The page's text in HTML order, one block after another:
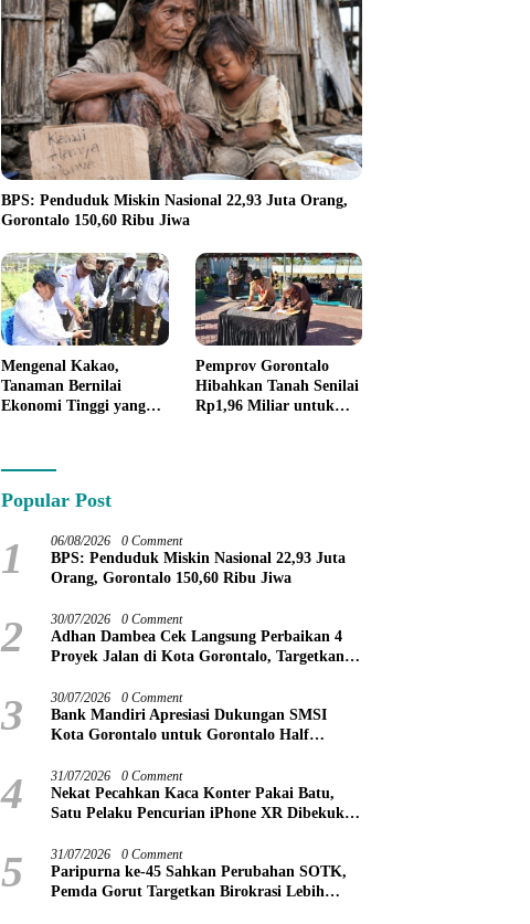
BPS: Penduduk Miskin Nasional 22,93 Juta Orang,
Gorontalo 150,60 Ribu Jiwa
Mengenal Kakao,
Tanaman Bernilai
Ekonomi Tinggi yang
kepada Petani Boalemo
Pemprov Gorontalo
Hibahkan Tanah Senilai
Rp1,96 Miliar untuk
Popular Post
1 06/08/2026 0 Comment
BPS: Penduduk Miskin Nasional 22,93 Juta
Orang, Gorontalo 150,60 Ribu Jiwa
2 30/07/2026 0 Comment
Adhan Dambea Cek Langsung Perbaikan 4
Proyek Jalan di Kota Gorontalo, Targetkan
3 30/07/2026 0 Comment
Bank Mandiri Apresiasi Dukungan SMSI
Kota Gorontalo untuk Gorontalo Half
4 31/07/2026 0 Comment
Nekat Pecahkan Kaca Konter Pakai Batu,
Satu Pelaku Pencurian iPhone XR Dibekuk
5 31/07/2026 0 Comment
Paripurna ke-45 Sahkan Perubahan SOTK,
Pemda Gorut Targetkan Birokrasi Lebih